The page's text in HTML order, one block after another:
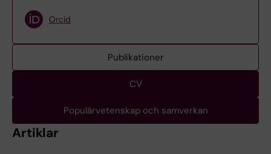
Orcid
Publikationer
CV
Populärvetenskap och samverkan
Artiklar